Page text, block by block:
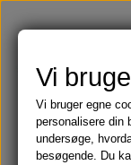
Vi
Vi bruger egne
personalisere din
undersøge,
besøgende. Du